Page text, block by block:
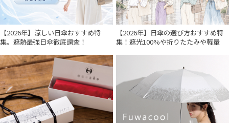
【2026年】涼しい日傘おすすめ特
集。遮熱最強日傘徹底調査！
【2026年】日傘の選び方おすすめ特
集！遮光100%や折りたたみや軽量